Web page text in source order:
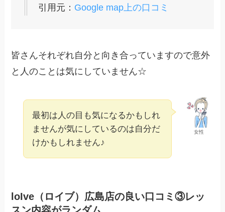
引用元： Google map上の口コミ
皆さんそれぞれ自分と向き合っていますので意外
と人のことは気にしていません☆
女性
最初は人の目も気になるかもしれ
ませんが気にしているのは自分だ
けかもしれません♪
loIve（ロイブ）広島店の良い口コミ③レッ